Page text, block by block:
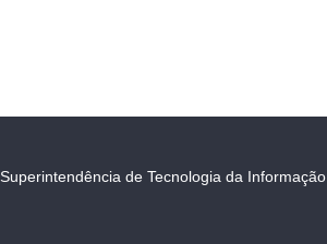
Superintendência de Tecnologia da Informação